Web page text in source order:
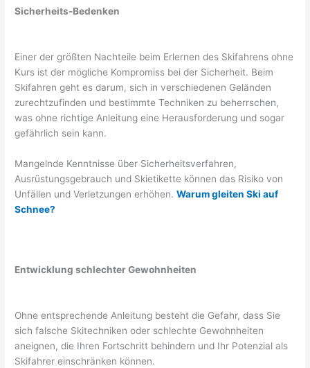
Sicherheits-Bedenken
Einer der größten Nachteile beim Erlernen des Skifahrens ohne
Kurs ist der mögliche Kompromiss bei der Sicherheit. Beim
Skifahren geht es darum, sich in verschiedenen Geländen
zurechtzufinden und bestimmte Techniken zu beherrschen,
was ohne richtige Anleitung eine Herausforderung und sogar
gefährlich sein kann.
Mangelnde Kenntnisse über Sicherheitsverfahren,
Ausrüstungsgebrauch und Skietikette können das Risiko von
Unfällen und Verletzungen erhöhen.Warum gleiten Ski auf
Schnee?
Entwicklung schlechter Gewohnheiten
Ohne entsprechende Anleitung besteht die Gefahr, dass Sie
sich falsche Skitechniken oder schlechte Gewohnheiten
aneignen, die Ihren Fortschritt behindern und Ihr Potenzial als
Skifahrer einschränken können.